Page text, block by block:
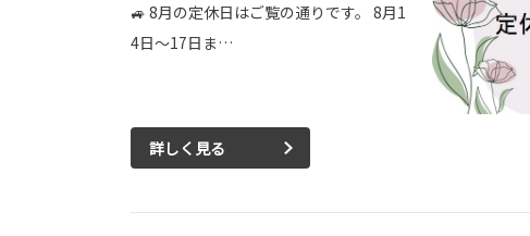
🚙 8月の定休日はご覧の通りです。 8月1
4日～17日ま…
詳しく見る